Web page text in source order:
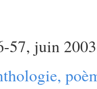
57, juin 2003